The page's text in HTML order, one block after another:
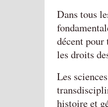
Dans tous
décent pour
les droits
Les
histoire et